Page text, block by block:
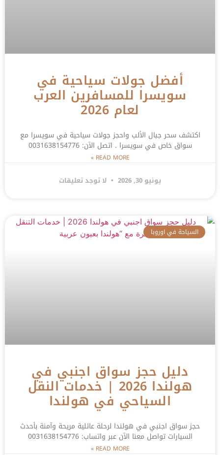
أفضل جولات سياحية في
سويسرا للمسافرين العرب
لعام 2026
اكتشف سحر جبال الألب واحجز جولات سياحية في سويسرا مع
سواق خاص في سويسرا . اتصل الآن: 0031638154776
READ MORE »
يونيو 30, 2026 لا توجد تعليقات
السياحة في اوروبا
دليل حجز سواق اجنبي في
هولندا 2026 | خدمات النقل
السياحي في هولندا
حجز سواق اجنبي في هولندا لرحلة عائلية مريحة وآمنة بأحدث
السيارات تواصل معنا الآن عبر واتساب: 0031638154776
READ MORE »